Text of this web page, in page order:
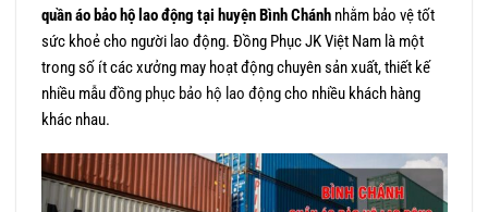
quần áo bảo hộ lao động tại huyện Bình Chánhnhằm bảo vệ tốt
sức khoẻ cho người lao động. Đồng Phục JK Việt Nam là một
trong số ít các xưởng may hoạt động chuyên sản xuất, thiết kế
nhiều mẫuđồng phục bảo hộ lao độngcho nhiều khách hàng
khác nhau.